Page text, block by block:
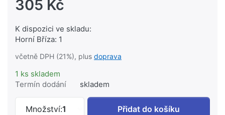
305 Kč
K dispozici ve skladu:
Horní Bříza: 1
včetně DPH (21%), plus doprava
1 ks skladem
Termín dodání
skladem
Množství:1
Plassim plast.svěrné spojky přímá
Přidat do košíku